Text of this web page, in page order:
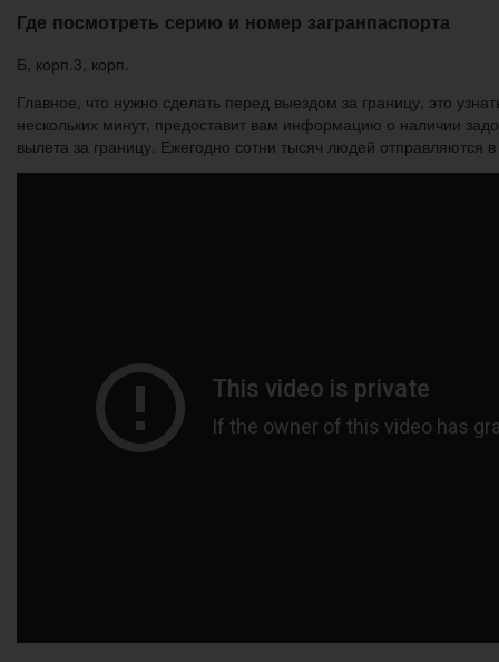
Где посмотреть серию и номер загранпаспорта
Б, корп.3, корп.
Главное, что нужно сделать перед выездом за границу, это
нескольких минут, предоставит вам информацию о наличии
вылета за границу. Ежегодно сотни тысяч людей отправляются